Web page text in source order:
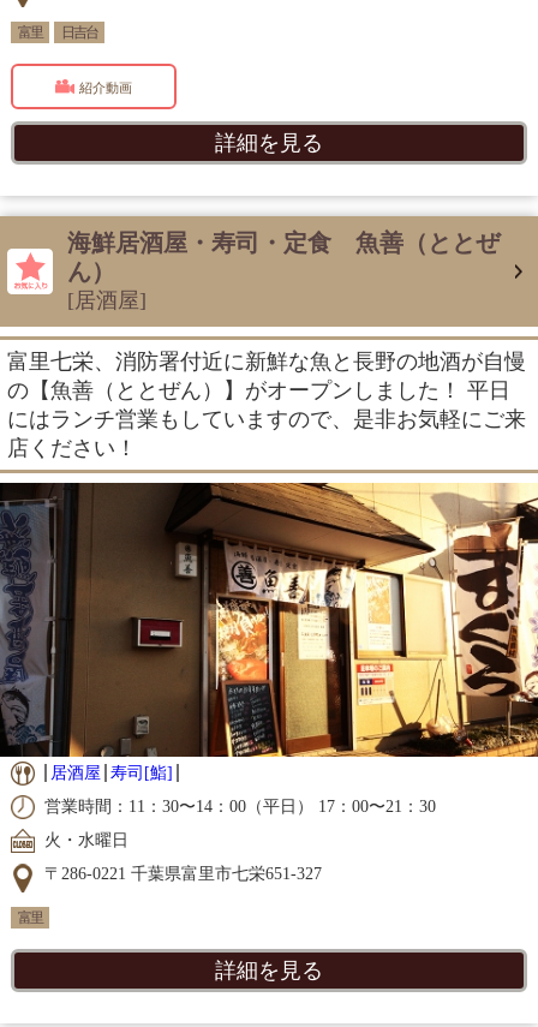
富里 日吉台
紹介動画
詳細を見る
海鮮居酒屋・寿司・定食 魚善（ととぜ
ん）
[居酒屋]
富里七栄、消防署付近に新鮮な魚と長野の地酒が自慢
の【魚善（ととぜん）】がオープンしました！ 平日
にはランチ営業もしていますので、是非お気軽にご来
店ください！
居酒屋 寿司[鮨]
営業時間：11：30〜14：00（平日） 17：00〜21：30
火・水曜日
〒286-0221 千葉県富里市七栄651-327
富里
詳細を見る